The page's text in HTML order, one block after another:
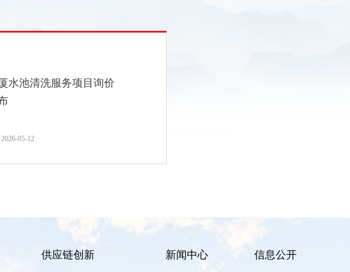
水池清洗服务项目询价
05-12
供应链创新 新闻中心 信息公开